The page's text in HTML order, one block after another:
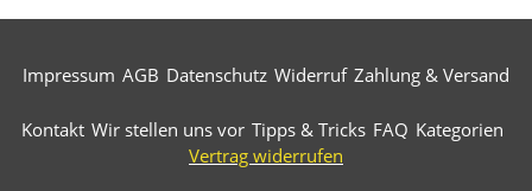
Impressum AGB Datenschutz Widerruf Zahlung & Versand
Kontakt Wir stellen uns vor Tipps & Tricks FAQ Kategorien
Vertrag widerrufen